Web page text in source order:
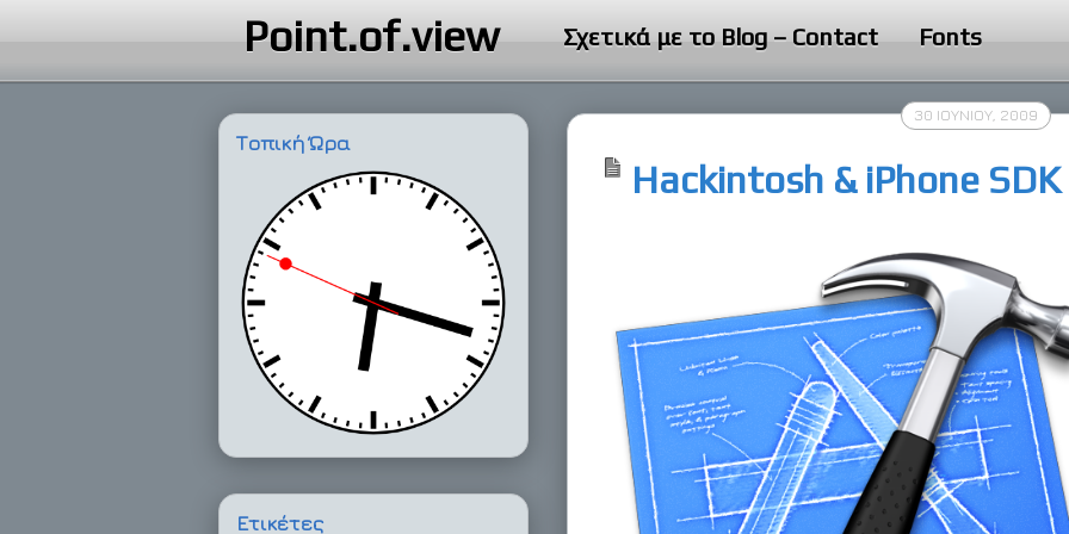
Point.of.view Σχετικά με το Blog – Contact Fonts
30 ΙΟΥΝΊΟΥ, 2009
Hackintosh & iPhone
Τοπική Ώρα
Ετικέτες